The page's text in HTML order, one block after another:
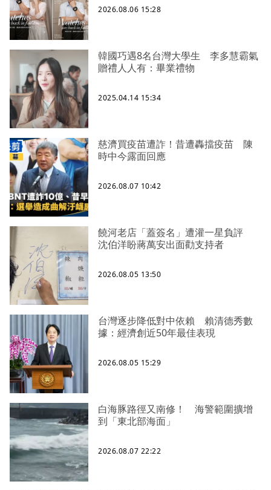
2026.08.06 15:28
韓國巧遇8名台灣大學生 李多慧霸氣
贈禮人人有：畢業禮物
2025.04.14 15:34
慈濟買疫苗遭詐！昔遭轟擋疫苗 陳
時中今露面回應
2026.08.07 10:42
饒河老店「蓋簽名」遭灌一星負評
沈伯洋盼蔣萬安出面勸支持者
2026.08.05 13:50
台灣逐步降低對中依賴 賴清德秀數
據：經濟創近50年最佳表現
2026.08.05 15:29
白海豚路徑又南修！ 海警範圍擴增
到「東北部海面」
2026.08.07 22:22